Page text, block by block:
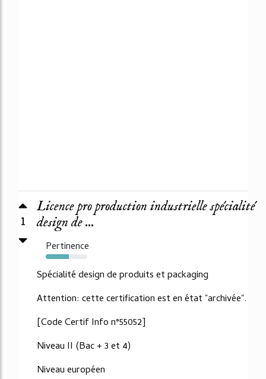
1
Licence pro production industrielle spécialité
design de ...
Pertinence
55%
Spécialité design de produits et packaging
Attention: cette certification est en état "archivée".
[Code Certif Info n°55052]
Niveau II (Bac + 3 et 4)
Niveau européen